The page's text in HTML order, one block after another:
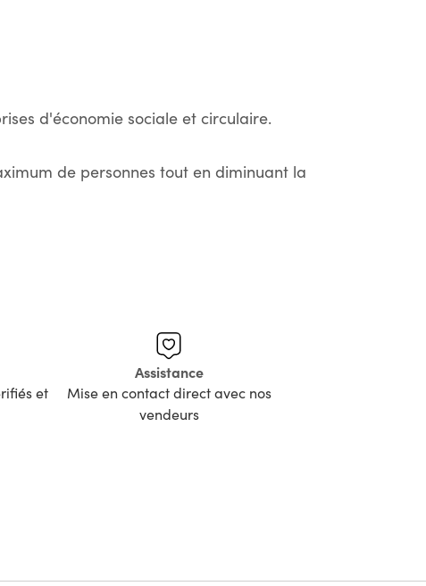
d'économie sociale et circulaire.
de personnes tout en diminuant la
et
Assistance
Mise en contact direct avec nos
vendeurs